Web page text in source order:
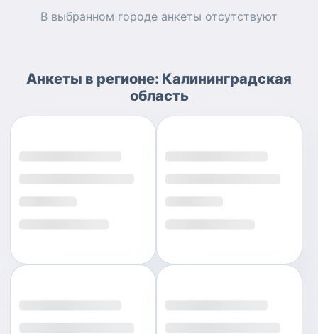
В выбранном городе анкеты отсутствуют
Анкеты в регионе: Калининградская
область